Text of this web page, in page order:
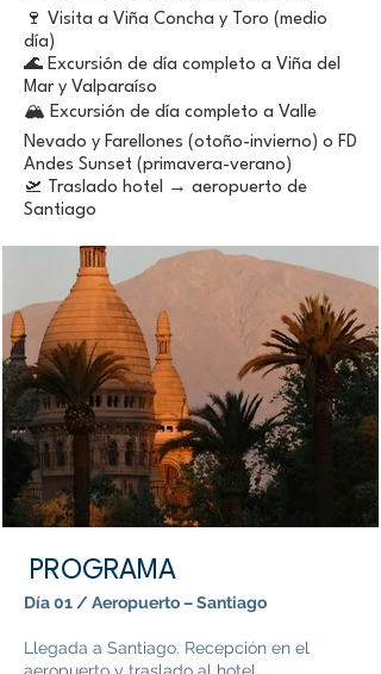
🍷 Visita a Viña Concha y Toro (medio
día)
🌊 Excursión de día completo a Viña del
Mar y Valparaíso
🏔️ Excursión de día completo a Valle
Nevado y Farellones (otoño-invierno) o FD
Andes Sunset (primavera-verano)
🛫 Traslado hotel → aeropuerto de
Santiago
PROGRAMA
Día 01 / Aeropuerto – Santiago
Llegada a Santiago. Recepción en el